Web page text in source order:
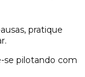
pratique
se pilotando com